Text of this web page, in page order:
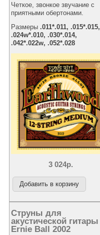
Четкое, звонкое звучание с
приятными обертонами.
Размеры .011*.011, .015*.015,
.024w*.010, .030*.014,
.042*.022w, .052*.028
3 024р.
Струны для
акустической гитары
Ernie Ball 2002